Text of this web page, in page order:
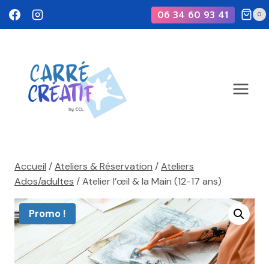
Aller
au
06 34 60 93 41 0
Accueil /Ateliers & Réservation /Ateliers
Ados/adultes /Atelier l’œil & la Main (12-17 ans)
Promo !